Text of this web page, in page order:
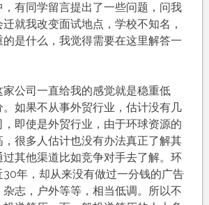
，有同学留言提出了一些问题，问我
就我改变面试地点，学校不知名，
是什么，我觉得需要在这里解答一
公司一直给我的感觉就是稳重低
如果不从事外贸行业，估计没有几
即使是外贸行业，由于环球资源的
很多人估计也没有办法真正了解其
其他渠道比如竞争对手去了解。环
年，却从来没有做过一分钱的广告
志，户外等等，相当低调。所以不